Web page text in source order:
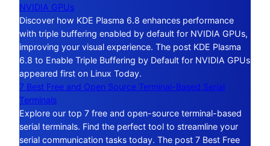
NVIDIA GPUs
Discover how KDE Plasma 6.8 enhances performance
with triple buffering enabled by default for NVIDIA GPUs,
improving your visual experience. The post KDE Plasma
6.8 to Enable Triple Buffering by Default for NVIDIA GPUs
appeared first on Linux Today.
7 Best Free and Open Source Terminal-Based Serial
Terminals
Explore our top 7 free and open-source terminal-based
serial terminals. Find the perfect tool to streamline your
serial communication tasks today. The post 7 Best Free